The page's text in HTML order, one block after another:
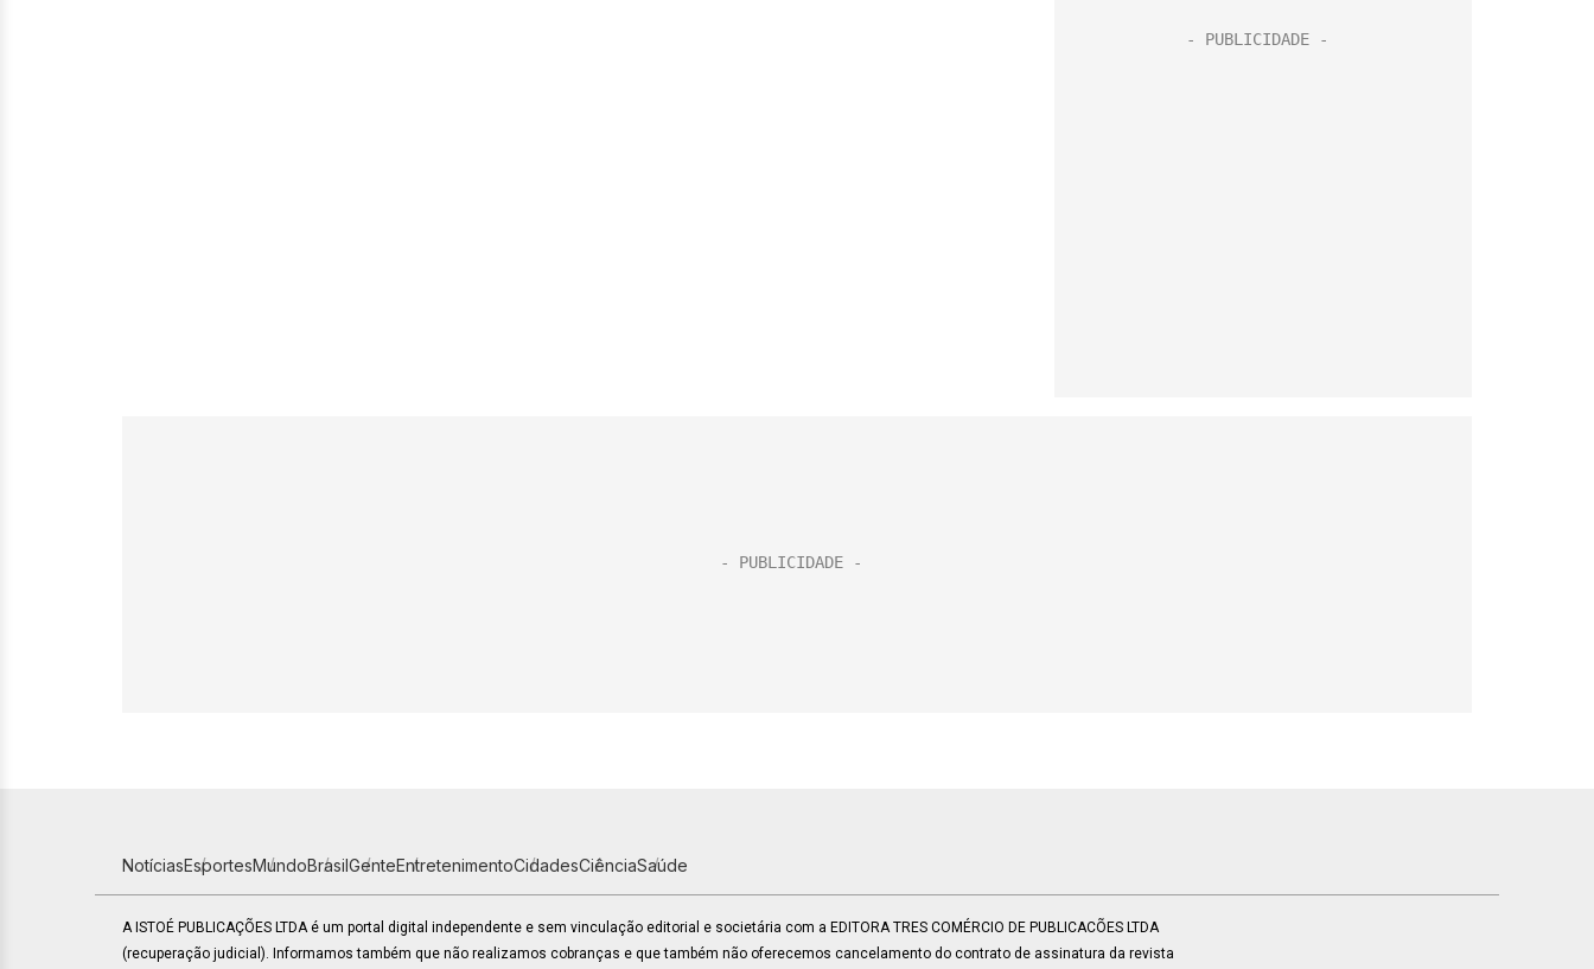
NotíciasEsportesMundoBrasilGenteEntretenimentoCidadesCiênciaSaúde
A ISTOÉ PUBLICAÇÕES LTDA é um portal digital independente e sem vinculação editorial e societária com a EDITORA TRES COMÉRCIO DE PUBLICACÕES LTDA
(recuperação judicial). Informamos também que não realizamos cobranças e que também não oferecemos cancelamento do contrato de assinatura da revista